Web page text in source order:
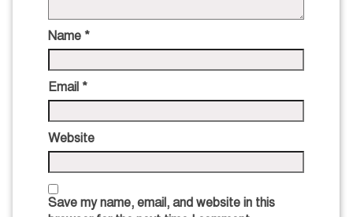
Name *
Email *
Website
Save my name, email, and website in this